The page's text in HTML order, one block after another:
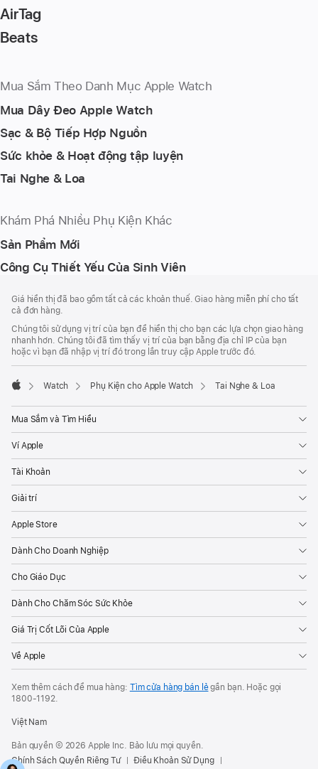
AirTag
Beats
Mua Sắm Theo Danh Mục Apple Watch
Mua Dây Đeo Apple Watch
Sạc & Bộ Tiếp Hợp Nguồn
Sức khỏe & Hoạt động tập luyện
Tai Nghe & Loa
Khám Phá Nhiều Phụ Kiện Khác
Sản Phẩm Mới
Công Cụ Thiết Yếu Của Sinh Viên
Thích
Chân
Trang
thích
Giá hiển thị đã bao gồm tất cả các khoản thuế. Giao hàng miễn phí cho tất
cả đơn hàng.
Chúng tôi sử dụng vị trí của bạn để hiển thị cho bạn các lựa chọn giao hàng
nhanh hơn. Chúng tôi đã tìm thấy vị trí của bạn bằng địa chỉ IP của bạn
hoặc vì bạn đã nhập vị trí đó trong lần truy cập Apple trước đó.
Watch Phụ Kiện cho Apple Watch Tai Nghe & Loa
Mua Sắm và Tìm Hiểu
Ví Apple
Tài Khoản
Giải trí
Apple Store
Dành Cho Doanh Nghiệp
Cho Giáo Dục
Dành Cho Chăm Sóc Sức Khỏe
Giá Trị Cốt Lõi Của Apple
Về Apple
Xem thêm cách để mua hàng: Tìm cửa hàng bán lẻgần bạn. Hoặc gọi
1800-1192.
Việt Nam
Bản quyền © 2026 Apple Inc. Bảo lưu mọi quyền.
Chính Sách Quyền Riêng Tư
Điều Khoản Sử Dụng